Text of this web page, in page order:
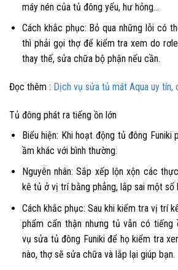
máy nén của tủ đông yếu, hư hỏng…
Cách khắc phục: Bỏ qua những lỗi có
thì phải gọi thợ để kiểm tra xem do
thay thế, sửa chữa bộ phận nếu cần.
Đọc thêm : Dịch vụ sửa tủ mát Aqua uy tín,
Tủ đông phát ra tiếng ồn lớn
Biểu hiện: Khi hoạt động tủ đông Funiki
ầm khác với bình thường.
Nguyên nhân: Sắp xếp lộn xộn các
kê tủ ở vị trí bằng phẳng, lắp sai một số
Cách khắc phục: Sau khi kiểm tra vị trí
phẩm cẩn thận nhưng tủ vẫn có tiếng
vụsửa tủ đông Funikiđể họ kiểm tra
nào, thợ sẽ sửa chữa và lắp lại giúp bạn.